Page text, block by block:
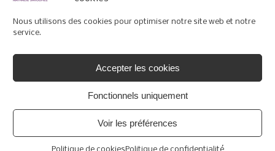
Nous utilisons des cookies pour optimiser notre site web et notre
service.
Accepter les cookies
Fonctionnels uniquement
Voir les préférences
© 2026 - Point Comm